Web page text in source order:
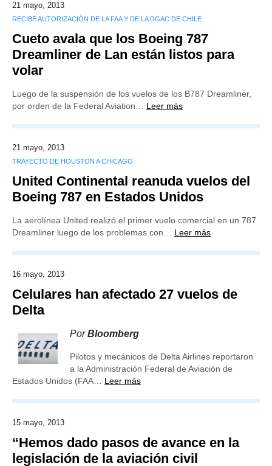
21 mayo, 2013
RECIBE AUTORIZACIÓN DE LA FAA Y DE LA DGAC DE CHILE
Cueto avala que los Boeing 787
Dreamliner de Lan están listos para
volar
Luego de la suspensión de los vuelos de los B787 Dreamliner,
por orden de la Federal Aviation… Leer más
21 mayo, 2013
TRAYECTO DE HOUSTON A CHICAGO
United Continental reanuda vuelos del
Boeing 787 en Estados Unidos
La aerolínea United realizó el primer vuelo comercial en un 787
Dreamliner luego de los problemas con… Leer más
16 mayo, 2013
Celulares han afectado 27 vuelos de
Delta
PorBloomberg
Pilotos y mecánicos de Delta Airlines reportaron
a la Administración Federal de Aviación de
Estados Unidos (FAA… Leer más
15 mayo, 2013
“Hemos dado pasos de avance en la
legislación de la aviación civil